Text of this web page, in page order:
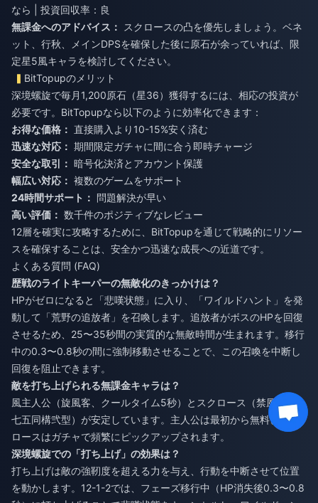
なら | 投資回収率：良
無課金へのアドバイス：
スクロースの凸を優先しましょう。ベネ
ット、行秋、メインDPSを確保した後に原石が余っていれば、限
定星5風キャラを検討してください。
BitTopupのメリット
深境螺旋で毎月1,200原石（星36）獲得するには、相応の投資が
必要です。BitTopupなら以下のように効率化できます：
お得な価格： 直接購入より10-15%安く済む
迅速な対応： 期間限定ガチャに間に合う即時チャージ
安全な取引： 暗号化決済とアカウント保護
幅広い対応： 複数のゲームをサポート
24時間サポート： 問題解決が早い
高い評価： 数千件のポジティブなレビュー
12層を確実に攻略するために、BitTopupを通じて戦略的にリソー
スを確保することは、安全かつ迅速な成長への近道です。
よくある質問 (FAQ)
歴戦のライトキーパーの無敵化のきっかけは？
HPがゼロになると「悲嘆状態」に入り、「ワイルドハント」を発
動して「荒野の追放者」を召喚します。追放者がボスのHPを回復
させるため、25〜35秒間の実質的な無敵時間が生まれます。移行
中の0.3〜0.8秒の間に強制移動させることで、この召喚を中断し
回復を阻止できます。
敵を打ち上げられる無課金キャラは？
風主人公（旋風客、クールタイム5秒）とスクロース（禁風創意・
七五同構弐型）が安定しています。主人公は最初から無料、スク
ロースはガチャで頻繁にピックアップされます。
深境螺旋での「打ち上げ」の効果は？
打ち上げは敵の強靭度を超える力を与え、行動を中断させて位置
を動かします。12-1-2では、フェーズ移行中（HP消失後0.3〜0.8